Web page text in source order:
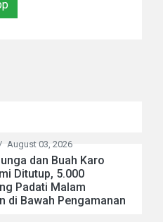
August 03, 2026
dan Buah Karo
Ditutup, 5.000
Padati Malam
di Bawah Pengamanan